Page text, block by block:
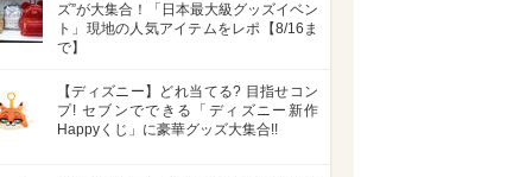
ズ”が大集合！「日本最大級グッズイベン
ト」現地の人気アイテムをレポ【8/16ま
で】
【ディズニー】どれ当てる? 目指せコン
プ! セブンでできる「ディズニー新作
Happyくじ」に豪華グッズ大集合!!